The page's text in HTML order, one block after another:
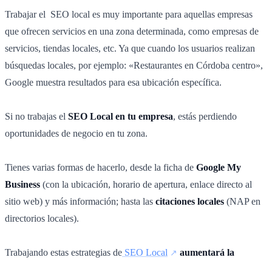
Trabajar el SEO local es muy importante para aquellas empresas
que ofrecen servicios en una zona determinada, como empresas de
servicios, tiendas locales, etc. Ya que cuando los usuarios realizan
búsquedas locales, por ejemplo: «Restaurantes en Córdoba centro»,
Google muestra resultados para esa ubicación específica.
Si no trabajas el SEO Local en tu empresa, estás perdiendo
oportunidades de negocio en tu zona.
Tienes varias formas de hacerlo, desde la ficha de Google My
Business (con la ubicación, horario de apertura, enlace directo al
sitio web) y más información; hasta las citaciones locales (NAP en
directorios locales).
Trabajando estas estrategias de SEO Local
aumentará la